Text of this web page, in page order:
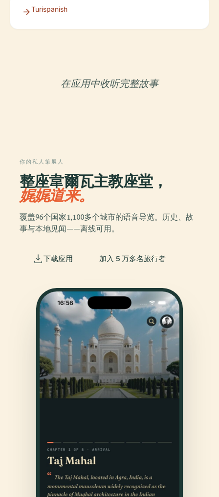
Turispanish
在应用中收听完整故事
你的私人策展人
整座韋爾瓦主教座堂，
娓娓道来。
覆盖96个国家1,100多个城市的语音导览。历史、故
事与本地见闻——离线可用。
下载应用 加入 5 万多名旅行者